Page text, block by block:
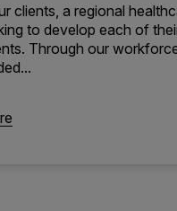
clients, a regional
to develop each of
Through our